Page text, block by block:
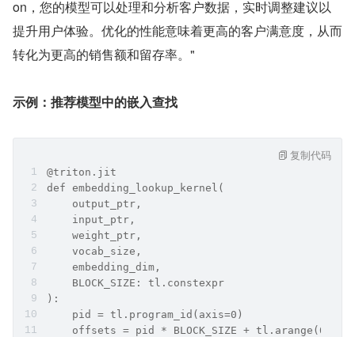
on，您的模型可以处理和分析客户数据，实时调整建议以
提升用户体验。优化的性能意味着更高的客户满意度，从而
转化为更高的销售额和留存率。"
示例：推荐模型中的嵌入查找
@triton.jit
def embedding_lookup_kernel(
    output_ptr,
    input_ptr,
    weight_ptr,
    vocab_size,
    embedding_dim,
    BLOCK_SIZE: tl.constexpr
):
    pid = tl.program_id(axis=0)
offsets = pid * BLOCK_SIZE + tl.arange(0,
复制代码